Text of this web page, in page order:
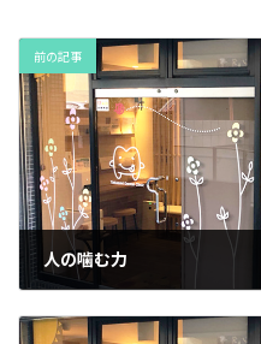
前の記事
人の噛む力